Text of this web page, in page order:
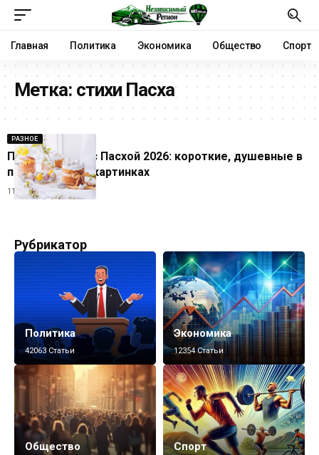
Главная Политика Экономика Общество Спорт
Метка: стихи Пасха
РАЗНОЕ
Поздравления с Пасхой 2026: короткие, душевные в
прозе стихах и картинках
11.04.2026
Рубрикатор
Политика
42063 Статьи
Экономика
12354 Статьи
Общество Спорт